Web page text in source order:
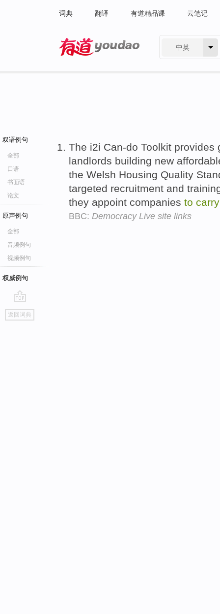
词典 翻译 有道精品课 云笔记
中英
双语例句
全部
口语
书面语
论文
原声例句
全部
音频例句
视频例句
权威例句
go
top
返回词典
The i2i Can-do Toolkit
landlords building new
the Welsh Housing Quality
targeted recruitment and
they appoint companies to carry
BBC: Democracy Live site links